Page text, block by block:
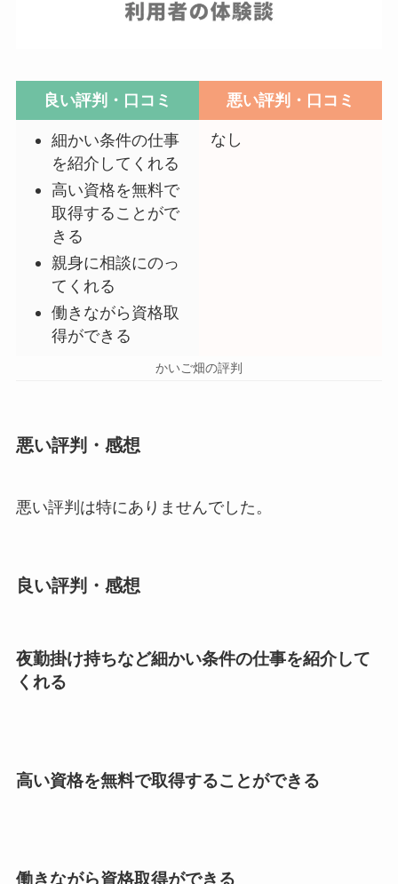
良い評判・口コミ 悪い評判・口コミ
細かい条件の仕事
を紹介してくれる
高い資格を無料で
取得することがで
きる
親身に相談にのっ
てくれる
働きながら資格取
得ができる
なし
かいご畑の評判
悪い評判・感想
悪い評判は特にありませんでした。
良い評判・感想
夜勤掛け持ちなど細かい条件の仕事を紹介して
くれる
高い資格を無料で取得することができる
働きながら資格取得ができる